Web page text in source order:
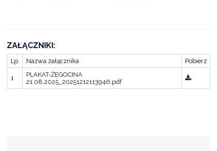
ZAŁĄCZNIKI:
Lp. Nazwa załącznika Pobierz
1
PLAKAT-ŻEGOCINA
21.08.2025_20251212113946.pdf